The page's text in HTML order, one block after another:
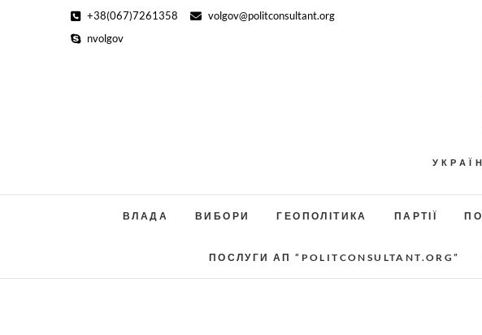
+38(067)7261358
volgov@politconsultant.org
nvolgov
ВЛАДА ВИБОРИ ГЕОПОЛІТИКА ПАРТІЇ
ПОСЛУГИ АП “POLITCONSULTANT.ORG”